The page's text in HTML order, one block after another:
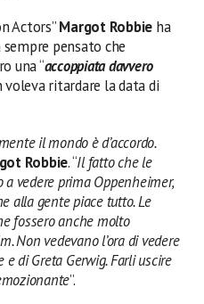
Actors”Margot Robbie ha
pensato che
una “accoppiata davvero
voleva ritardare la data di
il mondo è d’accordo.
Robbie. “Il fatto che le
a vedere prima Oppenheimer,
alla gente piace tutto. Le
fossero anche molto
Non vedevano l’ora di vedere
di Greta Gerwig. Farli uscire
”.